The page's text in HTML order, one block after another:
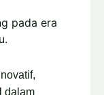
pada era
dalam